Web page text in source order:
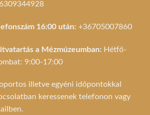
16:00 után: +36705007860
a Mézmúzeumban: Hétfő-
9:00-17:00
illetve egyéni időpontokkal
keressenek telefonon vagy